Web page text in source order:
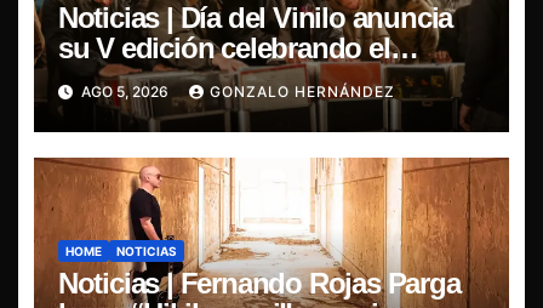
Noticias | Día del Vinilo anuncia
su V edición celebrando el
regreso del 7″ fabricado en Chile
AGO 5, 2026 GONZALO HERNÁNDEZ
HOME NOTICIAS
Noticias | Fernando Rojas Parga